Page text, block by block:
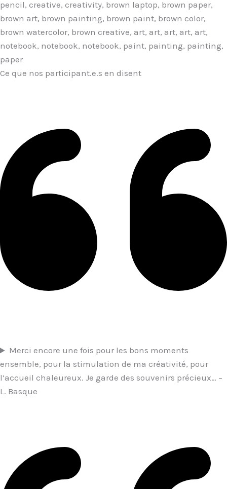
Ce que nos participant.e.s en disent
Merci encore une fois pour les bons moments
ensemble, pour la stimulation de ma créativité, pour
l’accueil chaleureux. Je garde des souvenirs précieux… –
L. Basque